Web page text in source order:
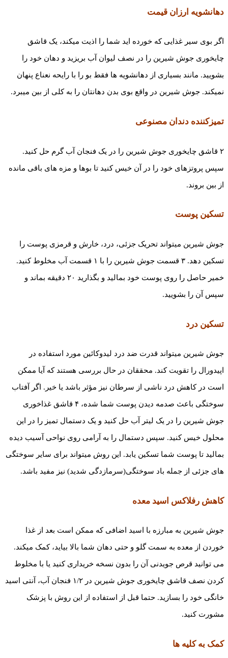
دهانشویه ارزان قیمت
اگر بوی سیر غذایی که خورده ­اید شما را اذیت می­کند، یک قاشق
چایخوری جوش ­شیرین را در نصف لیوان آب بریزید و دهان خود را
بشویید. مانند بسیاری از دهانشویه ها فقط بو را با رایحه نعناع پنهان
نمی­کند. جوش شیرین در واقع بوی بدن دهانتان را به کلی از بین می­برد.
تمیزکننده دندان مصنوعی
۲ قاشق چایخوری جوش­ شیرین را در یک فنجان آب گرم حل کنید.
سپس پروتزهای خود را در آن خیس کنید تا بوها و مزه ­های باقی مانده
از بین بروند.
تسکین پوست
جوش­ شیرین می­تواند تحریک جزئی، درد، خارش و قرمزی پوست را
تسکین دهد. ۳ قسمت جوش ­شیرین را با ۱ قسمت آب مخلوط کنید.
خمیر حاصل را روی پوست خود بمالید و بگذارید ۲۰ دقیقه بماند و
سپس آن را بشویید.
تسکین درد
جوش­ شیرین می­تواند قدرت ضد درد لیدوکائین مورد استفاده در
اپیدورال را تقویت کند. محققان در حال بررسی هستند که آیا ممکن
است در کاهش درد ناشی از سرطان نیز مؤثر باشد یا خیر. اگر آفتاب
سوختگی باعث صدمه دیدن پوست شما شده، ۴ قاشق غذاخوری
جوش ­شیرین را در یک لیتر آب حل کنید و یک دستمال تمیز را در این
محلول خیس کنید. سپس دستمال را به آرامی روی نواحی آسیب دیده
بمالید تا پوست شما تسکین یابد. این روش می­تواند برای سایر سوختگی
­های جزئی از جمله باد سوختگی(سرمازدگی شدید) نیز مفید باشد.
کاهش رفلاکس اسید معده
جوش­ شیرین به مبارزه با اسید اضافی که ممکن است بعد از غذا
خوردن از معده به سمت گلو و حتی دهان شما بالا بیاید، کمک می­کند.
می توانید قرص جویدنی آن را بدون نسخه خریداری کنید یا با مخلوط
کردن نصف قاشق چایخوری جوش شیرین در ۱/۲ فنجان آب، آنتی اسید
خانگی خود را بسازید. حتما قبل از استفاده از این روش با پزشک
مشورت کنید.
کمک به کلیه­ ها